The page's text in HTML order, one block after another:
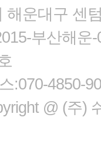
운대구 센
부산해
:070-4850-
@ (주)